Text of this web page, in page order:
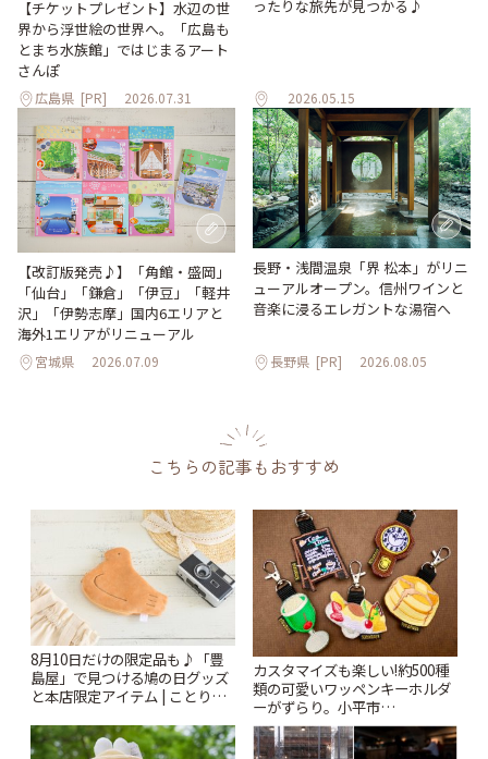
【チケットプレゼント】水辺の世
界から浮世絵の世界へ。「広島も
とまち水族館」ではじまるアート
さんぽ
広島県 [PR] 2026.07.31
ったりな旅先が見つかる♪
2026.05.15
【改訂版発売♪】「角館・盛岡」
「仙台」「鎌倉」「伊豆」「軽井
沢」「伊勢志摩」国内6エリアと
海外1エリアがリニューアル
宮城県 2026.07.09
長野・浅間温泉「界 松本」がリニ
ューアルオープン。信州ワインと
音楽に浸るエレガントな湯宿へ
長野県 [PR] 2026.08.05
こちらの記事もおすすめ
8月10日だけの限定品も♪「豊
島屋」で見つける鳩の日グッズ
と本店限定アイテム | ことりっ
カスタマイズも楽しい!約500種
類の可愛いワッペンキーホルダ
ーがずらり。小平市
「Kimamaya T&K」 | ことりっ
ぷ